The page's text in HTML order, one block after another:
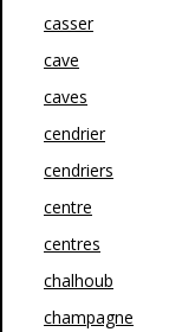
casser
cave
caves
cendrier
cendriers
centre
centres
chalhoub
champagne